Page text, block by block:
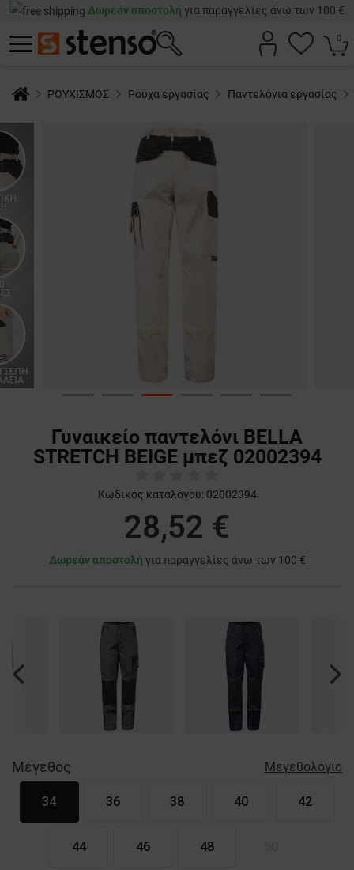
Δωρεάν αποστολή για παραγγελίες άνω των 100 €
0
ΡΟΥΧΙΣΜΟΣ Ρούχα εργασίας Παντελόνια εργασίας
Γυναικείο παντελόνι BELLA
STRETCH BEIGE μπεζ 02002394
Κωδικός καταλόγου: 02002394
28,52 €
Δωρεάν αποστολή για παραγγελίες άνω των 100 €
Previous
Μέγεθος Μεγεθολόγιο
34 36 38 40 42
44 46 48